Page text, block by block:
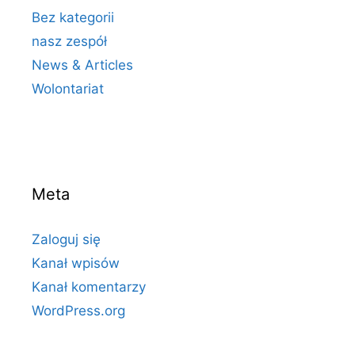
Bez kategorii
nasz zespół
News & Articles
Wolontariat
Meta
Zaloguj się
Kanał wpisów
Kanał komentarzy
WordPress.org